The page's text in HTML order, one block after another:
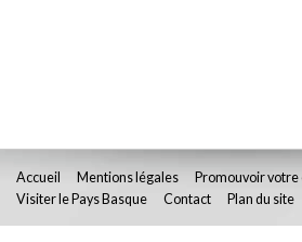
Accueil Mentions légales
Promouvoir
Visiter le Pays Basque
Contact Plan du site